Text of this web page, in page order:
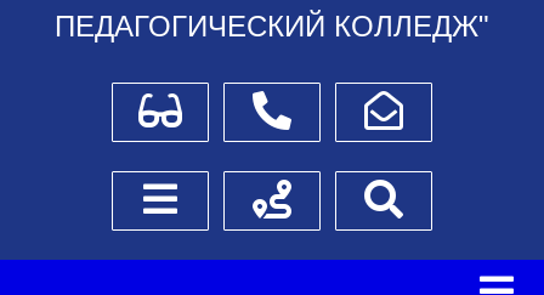
ПЕДАГОГИЧЕСКИЙ КОЛЛЕДЖ"
Для слабовидящихТелефоныНаписать обращение
Боковое менюСхема проезда